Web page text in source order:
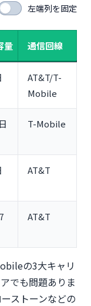
左端列を固定
量 通信回線
AT&T/T-
Mobile
T-Mobile
AT&T
AT&T
の3大キャリ
でも問題ありま
ストーンなどの